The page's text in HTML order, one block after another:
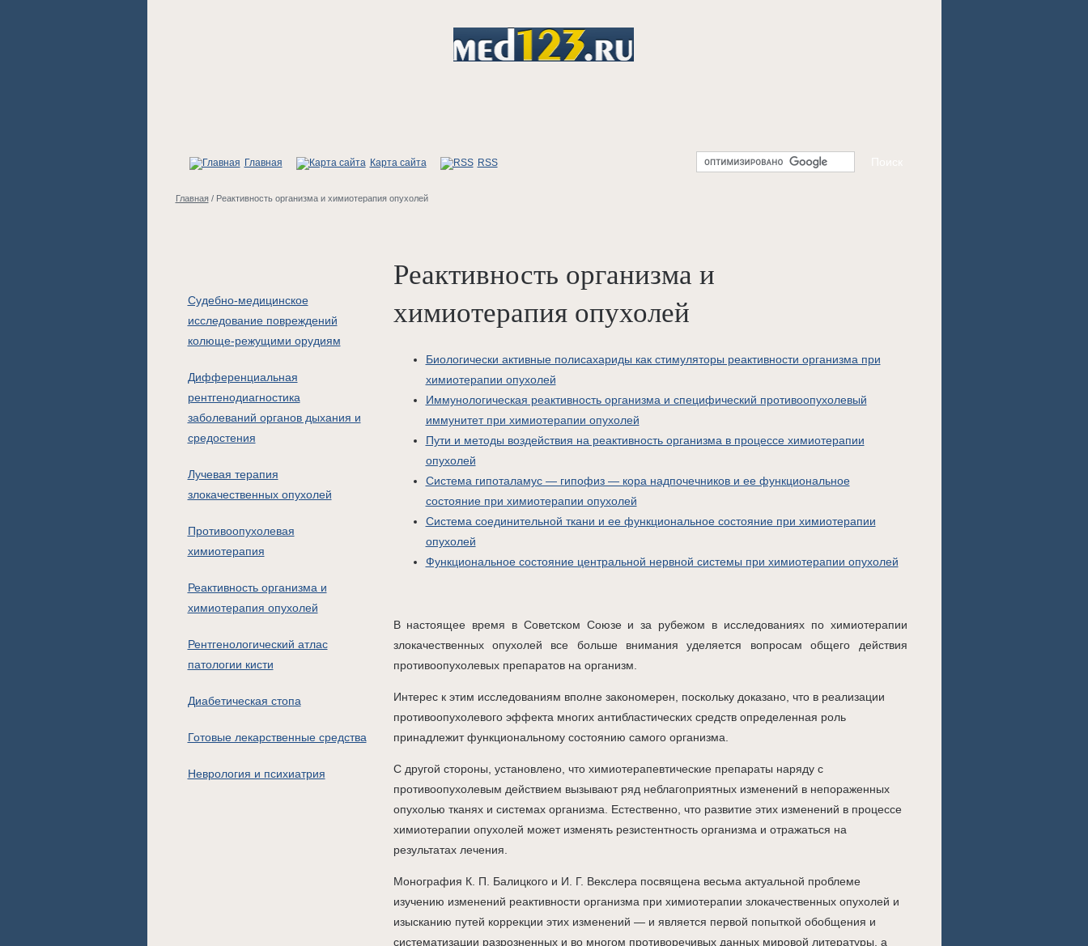
Главная Карта сайта RSS
Главная/ Реактивность организма и химиотерапия опухолей
Судебно-медицинское
исследование повреждений
колюще-режущими орудиям
Дифференциальная
рентгенодиагностика
заболеваний органов дыхания и
средостения
Лучевая терапия
злокачественных опухолей
Противоопухолевая
химиотерапия
Реактивность организма и
химиотерапия опухолей
Рентгенологический атлас
патологии кисти
Диабетическая стопа
Готовые лекарственные средства
Неврология и психиатрия
Реактивность организма и
химиотерапия опухолей
Биологически активные полисахариды как стимуляторы реактивности организма при
химиотерапии опухолей
Иммунологическая реактивность организма и специфический противоопухолевый
иммунитет при химиотерапии опухолей
Пути и методы воздействия на реактивность организма в процессе химиотерапии
опухолей
Система гипоталамус — гипофиз — кора надпочечников и ее функциональное
состояние при химиотерапии опухолей
Система соединительной ткани и ее функциональное состояние при химиотерапии
опухолей
Функциональное состояние центральной нервной системы при химиотерапии опухолей
В настоящее время в Советском Союзе и за рубежом в исследованиях по химиотерапии
злокачественных опухолей все больше внимания уделяется вопросам общего действия
противоопухолевых препаратов на организм.
Интерес к этим исследованиям вполне закономерен, поскольку доказано, что в реализации
противоопухолевого эффекта многих антибластических средств определенная роль
принадлежит функциональному состоянию самого организма.
С другой стороны, установлено, что химиотерапевтические препараты наряду с
противоопухолевым действием вызывают ряд неблагоприятных изменений в непораженных
опухолью тканях и системах организма. Естественно, что развитие этих изменений в процессе
химиотерапии опухолей может изменять резистентность организма и отражаться на
результатах лечения.
Монография К. П. Балицкого и И. Г. Векслера посвящена весьма актуальной проблеме
изучению изменений реактивности организма при химиотерапии злокачественных опухолей и
изысканию путей коррекции этих изменений — и является первой попыткой обобщения и
систематизации разрозненных и во многом противоречивых данных мировой литературы, а